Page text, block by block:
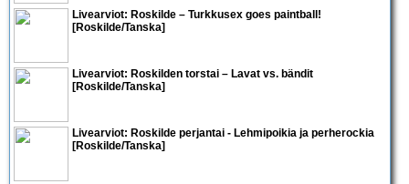
Livearviot: Roskilde – Turkkusex goes paintball!
[Roskilde/Tanska]
Livearviot: Roskilden torstai – Lavat vs. bändit
[Roskilde/Tanska]
Livearviot: Roskilde perjantai - Lehmipoikia ja perherockia
[Roskilde/Tanska]